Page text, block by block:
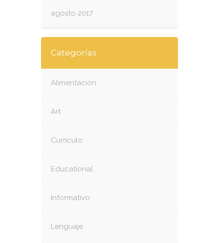
agosto 2017
Categorías
Alimentación
Art
Currículo
Educational
Informativo
Lenguaje